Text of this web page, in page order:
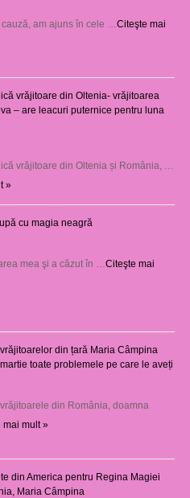
am ajuns în cele … Citeşte mai
vrăjitoare din Oltenia- vrăjitoarea
– are leacuri puternice pentru luna
vrăjitoare din Oltenia și România, …
»
cu magia neagră
mea şi a căzut în … Citeşte mai
din țară Maria Câmpina
toate problemele pe care le aveți
din România, doamna
mai mult »
din America pentru Regina Magiei
Maria Câmpina